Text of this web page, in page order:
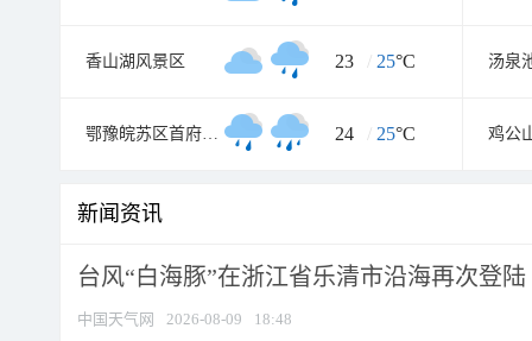
香山湖风景区 23 / 25°C 汤泉
鄂豫皖苏区首府烈士陵园 24 / 25°C
新闻资讯
台风“白海豚”在浙江省乐清市沿海再次登陆
中国天气网 2026-08-09 18:48